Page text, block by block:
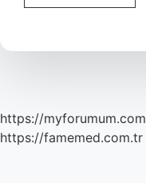
Bakır
https://myforumum.com
https://famemed.com.tr